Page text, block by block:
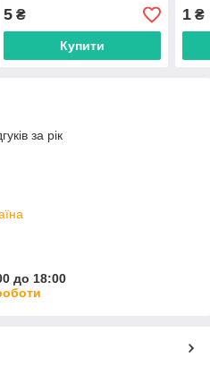
5₴
Купити
1 ₴
за рік
до 18:00